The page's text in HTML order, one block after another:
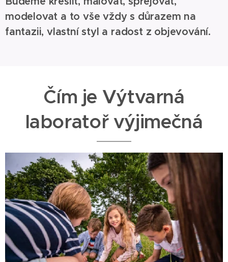
modelovat a to vše vždy s důrazem na
fantazii, vlastní styl a radost z objevování.
Čím je Výtvarná
laboratoř výjimečná